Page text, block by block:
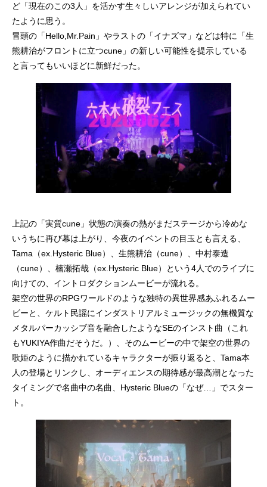
ど「現在のこの3人」を活かす生々しいアレンジが加えられてい
たように思う。
冒頭の「Hello,Mr.Pain」やラストの「イナズマ」などは特に「生
熊耕治がフロントに立つcune」の新しい可能性を提示している
と言ってもいいほどに新鮮だった。
上記の「実質cune」状態の演奏の熱がまだステージから冷めな
いうちに再び幕は上がり、今夜のイベントの目玉とも言える、
Tama（ex.Hysteric Blue）、生熊耕治（cune）、中村泰造
（cune）、楠瀬拓哉（ex.Hysteric Blue）という4人でのライブに
向けての、イントロダクションムービーが流れる。
架空の世界のRPGワールドのような独特の異世界感あふれるムー
ビーと、ケルト民謡にインダストリアルミュージックの無機質な
メタルパーカッシブ音を融合したようなSEのインスト曲（これ
もYUKIYA作曲だそうだ。）、そのムービーの中で架空の世界の
歌姫のように描かれているキャラクターが振り返ると、Tama本
人の登場とリンクし、オーディエンスの期待感が最高潮となった
タイミングで名曲中の名曲、Hysteric Blueの「なぜ…」でスター
ト。